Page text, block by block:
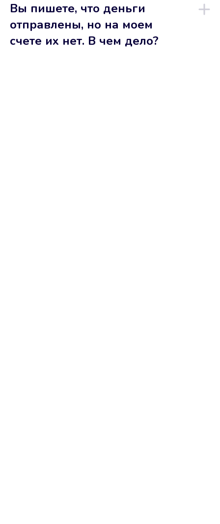
Вы пишете, что деньги
отправлены, но на моем
счете их нет. В чем дело?